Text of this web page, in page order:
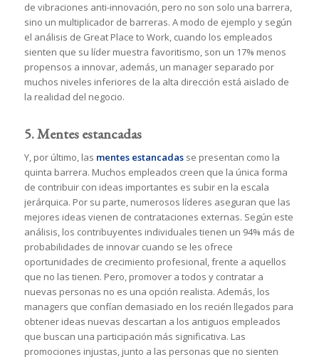
de vibraciones anti-innovación, pero no son solo una barrera,
sino un multiplicador de barreras. A modo de ejemplo y según
el análisis de Great Place to Work, cuando los empleados
sienten que su líder muestra favoritismo, son un 17% menos
propensos a innovar, además, un manager separado por
muchos niveles inferiores de la alta dirección está aislado de
la realidad del negocio.
5. Mentes estancadas
Y, por último, las mentes estancadasse presentan como la
quinta barrera. Muchos empleados creen que la única forma
de contribuir con ideas importantes es subir en la escala
jerárquica. Por su parte, numerosos líderes aseguran que las
mejores ideas vienen de contrataciones externas. Según este
análisis, los contribuyentes individuales tienen un 94% más de
probabilidades de innovar cuando se les ofrece
oportunidades de crecimiento profesional, frente a aquellos
que no las tienen. Pero, promover a todos y contratar a
nuevas personas no es una opción realista. Además, los
managers que confían demasiado en los recién llegados para
obtener ideas nuevas descartan a los antiguos empleados
que buscan una participación más significativa. Las
promociones injustas, junto a las personas que no sienten